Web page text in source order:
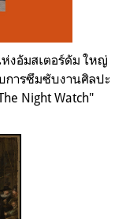
อัมสเตอร์ดัม ใหญ่
การซึมซับงานศิลปะ
Night Watch"